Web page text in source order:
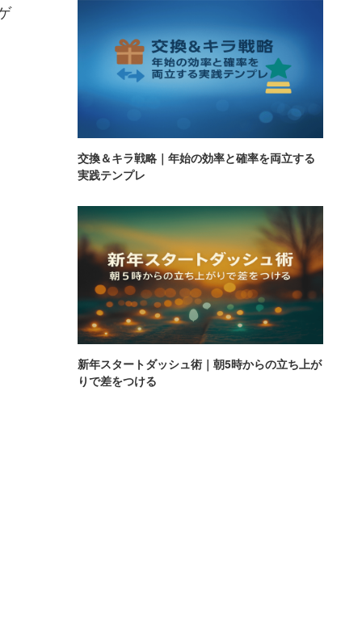
交換＆キラ戦略｜年始の効率と確率を両立する
実践テンプレ
新年スタートダッシュ術｜朝5時からの立ち上が
りで差をつける